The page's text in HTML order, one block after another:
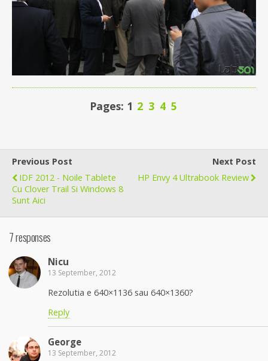
Pages: 1 2 3 4 5
Previous Post
IDF 2012 - Noile Tablete
Cu Clover Trail Si Windows 8
Sunt Aici
Next Post
HP Envy 4 Ultrabook Review
7 responses
Nicu
13 September, 2012
Rezolutia e 640×1136 sau 640×1360?
Reply
George
13 September, 2012